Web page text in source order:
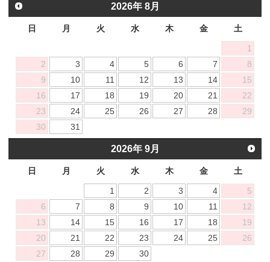
2026年 8月
日 月 火 水 木 金 土
1
2
3 4 5 6 7
8
9
10 11 12 13 14
15
16
17 18 19 20 21
22
23
24 25 26 27 28
29
30
31
2026年 9月
日 月 火 水 木 金 土
1 2 3 4
5
6
7 8 9 10 11
12
13
14 15 16 17 18
19
20
21 22 23 24 25
26
27
28 29 30